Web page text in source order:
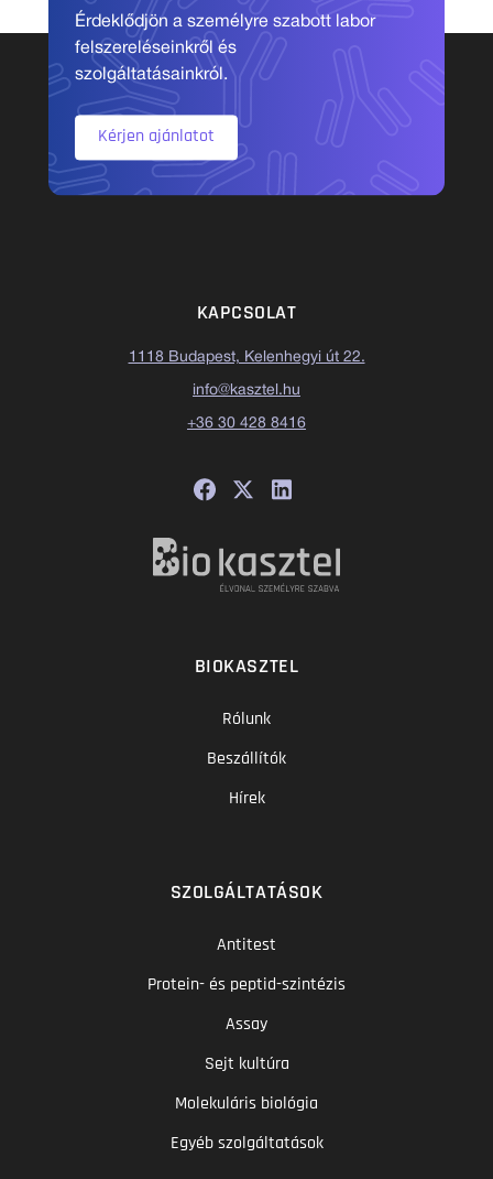
Érdeklődjön a személyre szabott labor
felszereléseinkről és
szolgáltatásainkról.
Kérjen ajánlatot
KAPCSOLAT
1118 Budapest, Kelenhegyi út 22.
info@kasztel.hu
+36 30 428 8416
BIOKASZTEL
Rólunk
Beszállítók
Hírek
SZOLGÁLTATÁSOK
Antitest
Protein- és peptid-szintézis
Assay
Sejt kultúra
Molekuláris biológia
Egyéb szolgáltatások